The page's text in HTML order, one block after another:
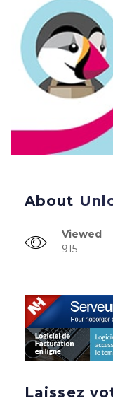
About
Viewed
915
Laissez